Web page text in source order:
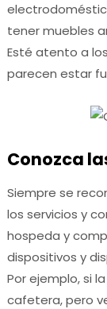
tener muebles
Esté atento a
parecen estar
Conozca
Siempre se
los servicios y
hospeda y
dispositivos y
Por ejemplo, si
cafetera, pero